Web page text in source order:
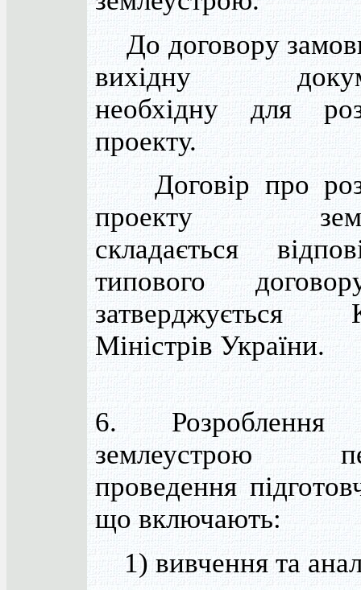
До договору
вихідну
необхідну для
проекту.
Договір про
проекту
складається
типового
затверджується
Міністрів України.
6. Розроблення
землеустрою
проведення
що включають:
1) вивчення та